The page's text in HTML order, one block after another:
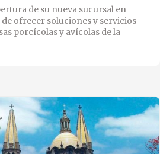
de su nueva sucursal en
ofrecer soluciones y servicios
porcícolas y avícolas de la